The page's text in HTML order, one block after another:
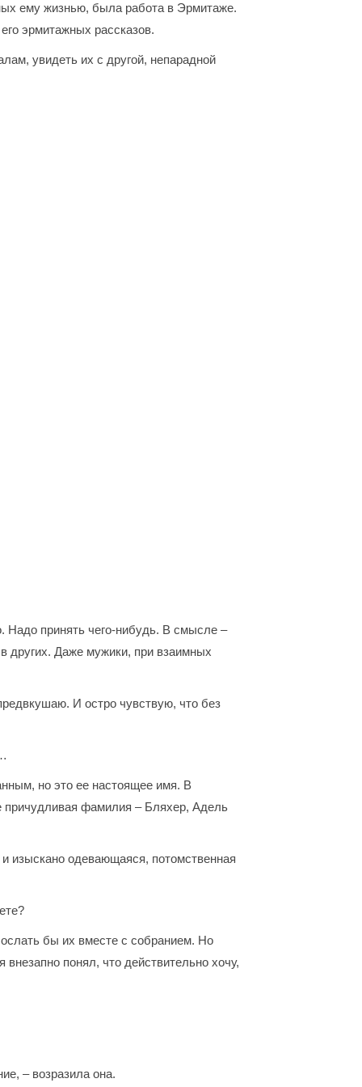
ему жизнью, была работа в Эрмитаже.
эрмитажных рассказов.
увидеть их с другой, непарадной
Надо принять чего-нибудь. В смысле –
других. Даже мужики, при взаимных
И остро чувствую, что без
но это ее настоящее имя. В
фамилия – Бляхер, Адель
изыскано одевающаяся, потомственная
бы их вместе с собранием. Но
понял, что действительно хочу,
– возразила она.